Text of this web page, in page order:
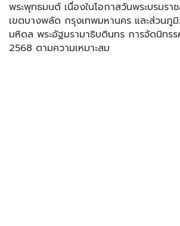
พระพุทธมนต์ เนื่องในโอกาสวันพระบรม
เขตบางพลัด กรุงเทพมหานคร และส่วนภู
มหิดล พระอัฐมรามาธิบดินทร การจัดนิทร
2568 ตามความเหมาะสม